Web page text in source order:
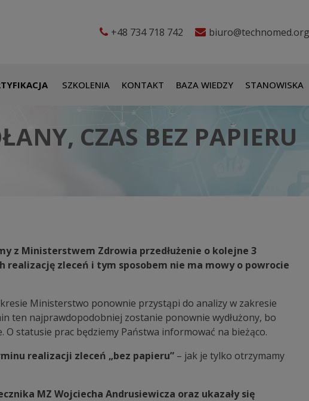
+48 734 718 742
SZKOLENIA KONTAKT BAZA WIEDZY STANOWISKA
CZAS BEZ PAPIERU
z Ministerstwem Zdrowia przedłużenie o kolejne 3
zleceń i tym sposobem nie ma mowy o powrocie
Ministerstwo ponownie przystąpi do analizy w zakresie
ten najprawdopodobniej zostanie ponownie wydłużony, bo
statusie prac będziemy Państwa informować na bieżąco.
realizacji zleceń „bez papieru” – jak je tylko otrzymamy
MZ Wojciecha Andrusiewicza oraz ukazały się